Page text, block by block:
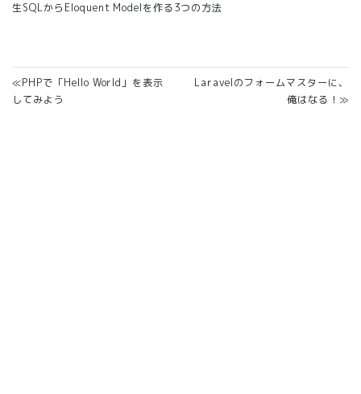
生SQLからEloquent Modelを作る3つの方法
≪PHPで「Hello World」を表示
してみよう
Laravelのフォームマスターに、
俺はなる！≫